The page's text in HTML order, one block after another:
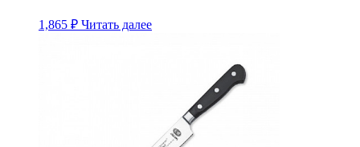
1,865 ₽ Читать далее